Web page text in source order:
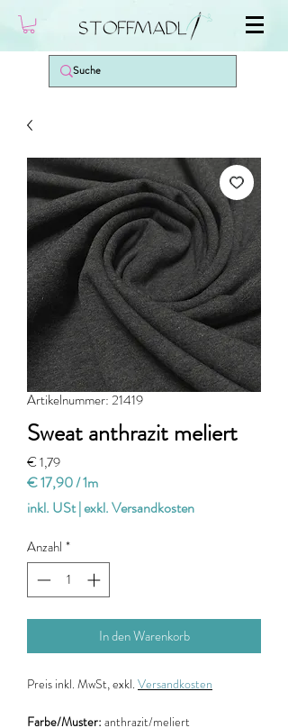
Artikelnummer: 21419
Sweat anthrazit meliert
€ 1,79Preis
€ 17,90/1m
€ 17,90
pro
1
Meter
inkl. USt|exkl. Versandkosten
Anzahl *
In den Warenkorb
Preis inkl. MwSt, exkl. Versandkosten
Farbe/Muster: anthrazit/meliert